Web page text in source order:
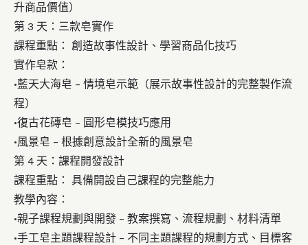
升商品價值）
第 3 天：三款皂實作
課程重點： 創造故事性設計、學習商品化技巧
實作皂款：
•藍天大海皂 – 情境皂示範（展示故事性設計的完整製作流
程）
•復古花磚皂 – 圓形皂模技巧應用
•風景皂 – 根據創意設計全新的風景皂
第 4 天：課程開發設計
課程重點： 具備開設自己課程的完整能力
教學內容：
•親子課程規劃與開發 – 教案撰寫、流程規劃、材料清單
•手工皂主題課程設計 – 不同主題課程的規劃方式、目標客